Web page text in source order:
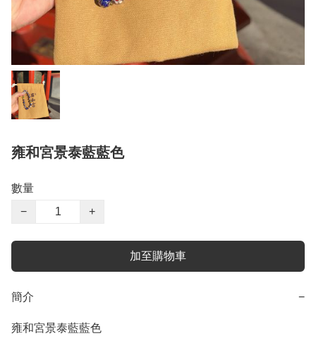
雍和宮景泰藍藍色
數量
−
+
加至購物車
簡介 −
雍和宮景泰藍藍色